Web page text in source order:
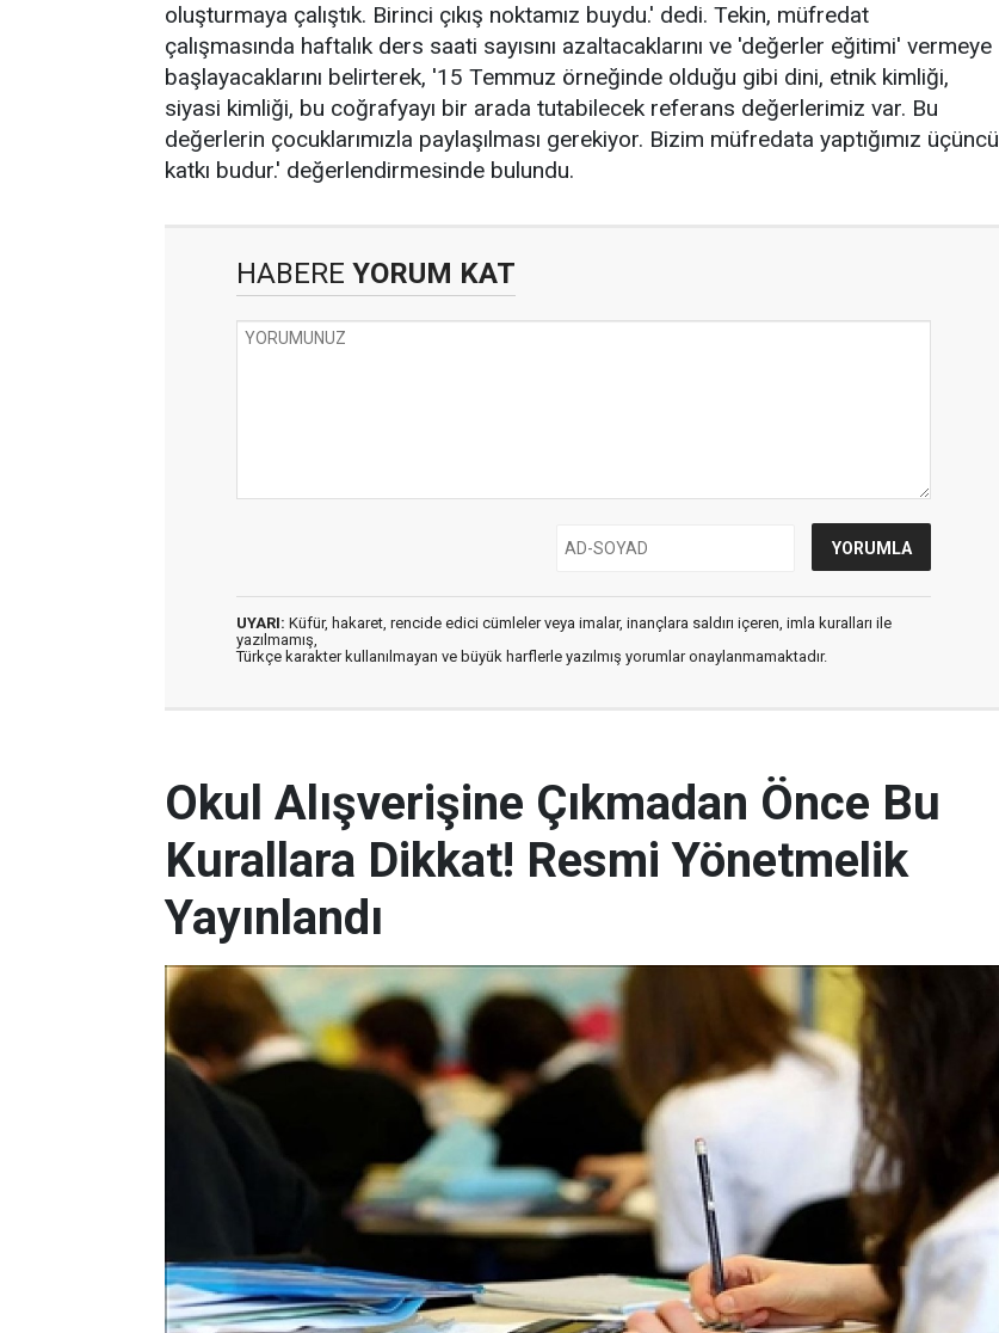
oluşturmaya çalıştık. Birinci çıkış noktamız buydu.' dedi. Tekin, müfredat
çalışmasında haftalık ders saati sayısını azaltacaklarını ve 'değerler eğitimi' vermeye
başlayacaklarını belirterek, '15 Temmuz örneğinde olduğu gibi dini, etnik kimliği,
siyasi kimliği, bu coğrafyayı bir arada tutabilecek referans değerlerimiz var. Bu
değerlerin çocuklarımızla paylaşılması gerekiyor. Bizim müfredata yaptığımız üçüncü
katkı budur.' değerlendirmesinde bulundu.
HABERE YORUM KAT
UYARI: Küfür, hakaret, rencide edici cümleler veya imalar, inançlara saldırı içeren, imla kuralları ile
yazılmamış,
Türkçe karakter kullanılmayan ve büyük harflerle yazılmış yorumlar onaylanmamaktadır.
Okul Alışverişine Çıkmadan Önce Bu
Kurallara Dikkat! Resmi Yönetmelik
Yayınlandı